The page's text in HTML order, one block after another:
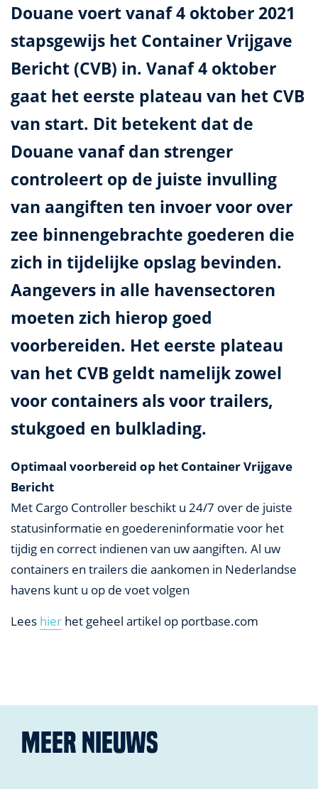
Douane voert vanaf 4 oktober 2021
stapsgewijs het Container Vrijgave
Bericht (CVB) in. Vanaf 4 oktober
gaat het eerste plateau van het CVB
van start. Dit betekent dat de
Douane vanaf dan strenger
controleert op de juiste invulling
van aangiften ten invoer voor over
zee binnengebrachte goederen die
zich in tijdelijke opslag bevinden.
Aangevers in alle havensectoren
moeten zich hierop goed
voorbereiden. Het eerste plateau
van het CVB geldt namelijk zowel
voor containers als voor trailers,
stukgoed en bulklading.
Optimaal voorbereid op het Container Vrijgave
Bericht
Met Cargo Controller beschikt u 24/7 over de juiste
statusinformatie en goedereninformatie voor het
tijdig en correct indienen van uw aangiften. Al uw
containers en trailers die aankomen in Nederlandse
havens kunt u op de voet volgen
Lees hier het geheel artikel op portbase.com
Meer nieuws